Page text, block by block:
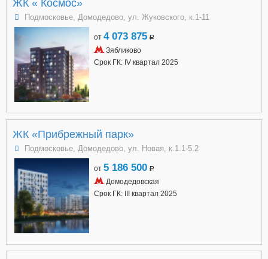
ЖК « Космос»
Подмосковье, Домодедово, ул. Жуковского, к.1-11
от 4 073 875 a
Зябликово
Срок ГК: IV квартал 2025
ЖК «Прибрежный парк»
Подмосковье, Домодедово, ул. Новая, к.1.1-5.2
от 5 186 500 a
Домодедовская
Срок ГК: III квартал 2025